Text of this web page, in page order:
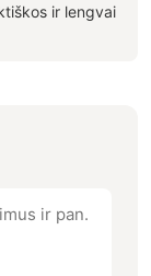
ir lengvai